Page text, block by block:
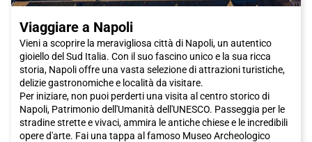
Viaggiare a Napoli
Vieni a scoprire la meravigliosa città di Napoli, un autentico
gioiello del Sud Italia. Con il suo fascino unico e la sua ricca
storia, Napoli offre una vasta selezione di attrazioni turistiche,
delizie gastronomiche e località da visitare.
Per iniziare, non puoi perderti una visita al centro storico di
Napoli, Patrimonio dell'Umanità dell'UNESCO. Passeggia per le
stradine strette e vivaci, ammira le antiche chiese e le incredibili
opere d'arte. Fai una tappa al famoso Museo Archeologico